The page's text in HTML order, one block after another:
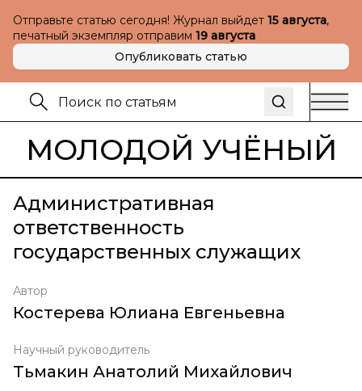
Отправьте статью сегодня! Журнал выйдет 15 августа,
печатный экземпляр отправим 19 августа
Опубликовать статью
МОЛОДОЙ УЧЁНЫЙ
Административная
ответственность
государственных служащих
Автор
Костерева Юлиана Евгеньевна
Научный руководитель
Тьмакин Анатолий Михайлович